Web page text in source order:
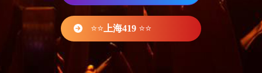
⭐⭐ 上海419 ⭐⭐